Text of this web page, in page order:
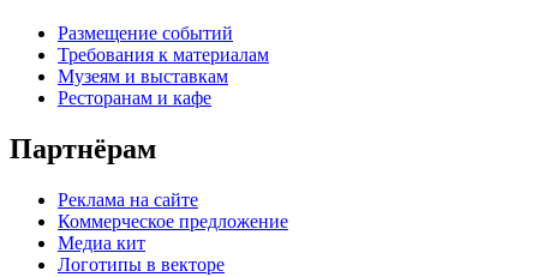
Размещение событий
Требования к материалам
Музеям и выставкам
Ресторанам и кафе
Партнёрам
Реклама на сайте
Коммерческое предложение
Медиа кит
Логотипы в векторе